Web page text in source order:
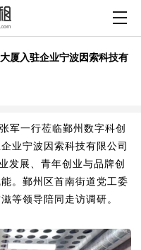
厦入驻企业宁波因索科技有
军一行莅临鄞州数字科创
业宁波因索科技有限公司
发展、青年创业与品牌创
。鄞州区首南街道党工委
等领导陪同走访调研。